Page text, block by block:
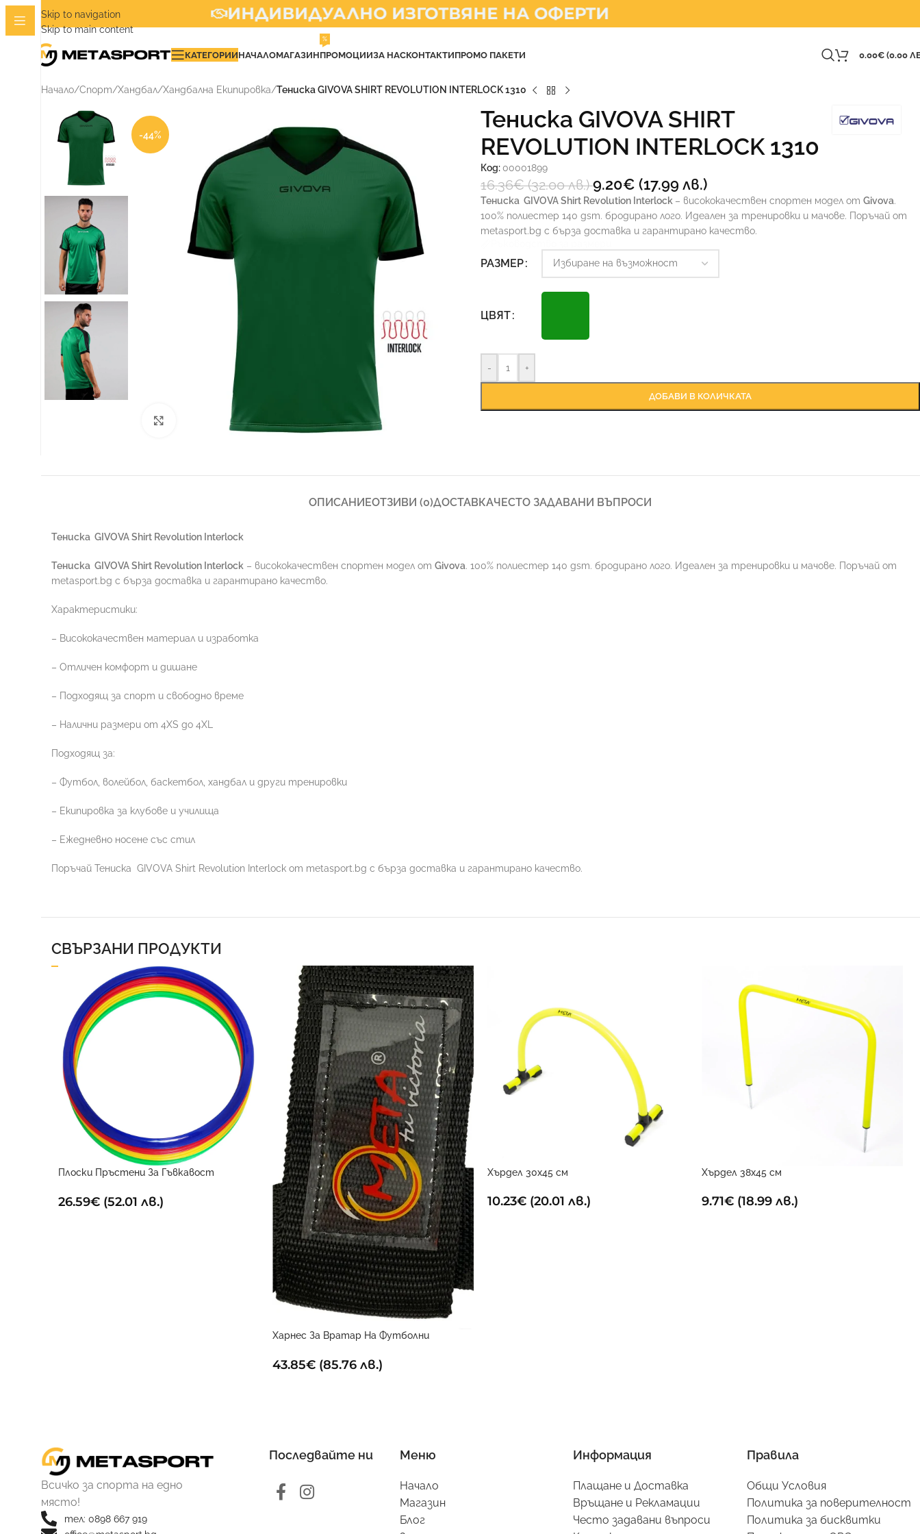
Skip to navigation
Skip to main content
ИНДИВИДУАЛНО ИЗГОТВЯНЕ НА ОФЕРТИ
КАТЕГОРИИНАЧАЛОМАГАЗИНПРОМОЦИИ
%
ЗА НАСКОНТАКТИПРОМО ПАКЕТИ 0.00€ (0.00
Начало/Спорт/Хандбал/Хандбална Екипировка/Тениска GIVOVA SHIRT REVOLUTION INTERLOCK 1310
-44%
Тениска GIVOVA SHIRT
REVOLUTION INTERLOCK 1310
Код: 00001899
16.36€(32.00 лв.)9.20€ (17.99 лв.)
Тениска GIVOVA Shirt Revolution Interlock – висококачествен спортен модел от Givova.
100% полиестер 140 gsm. бродирано лого. Идеален за тренировки и мачове. Поръчай от
metasport.bg с бърза доставка и гарантирано качество.
РАЗМЕР
ЦВЯТ
- +
ДОБАВИ В КОЛИЧКАТА
ОПИСАНИЕОТЗИВИ (0)ДОСТАВКАЧЕСТО ЗАДАВАНИ ВЪПРОСИ
Тениска GIVOVA Shirt Revolution Interlock
Тениска GIVOVA Shirt Revolution Interlock – висококачествен спортен модел от Givova. 100% полиестер 140 gsm. бродирано лого. Идеален за тренировки и мачове. Поръчай от
metasport.bg с бърза доставка и гарантирано качество.
Характеристики:
– Висококачествен материал и изработка
– Отличен комфорт и дишане
– Подходящ за спорт и свободно време
– Налични размери от 4XS до 4XL
Подходящ за:
– Футбол, волейбол, баскетбол, хандбал и други тренировки
– Екипировка за клубове и училища
– Ежедневно носене със стил
Поръчай Тениска GIVOVA Shirt Revolution Interlock от metasport.bg с бърза доставка и гарантирано качество.
СВЪРЗАНИ ПРОДУКТИ
Плоски Пръстени За Гъвкавост
26.59€ (52.01 лв.)
Харнес За Вратар На Футболни
43.85€ (85.76 лв.)
Хърдел 30х45 см
10.23€(20.01 лв.)
Хърдел 38х45 см
9.71€ (18.99 лв.)
Всичко за спорта на едно
място!
тел: 0898 667 919
Последвайте ни Меню
Начало
Магазин
Блог
Информация
Плащане и Доставка
Връщане и Рекламации
Често задавани въпроси
Правила
Общи Условия
Политика за поверителност
Политика за бисквитки